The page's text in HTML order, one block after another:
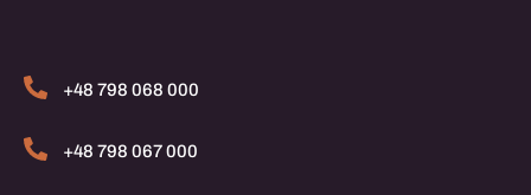
+48 798 068 000
+48 798 067 000